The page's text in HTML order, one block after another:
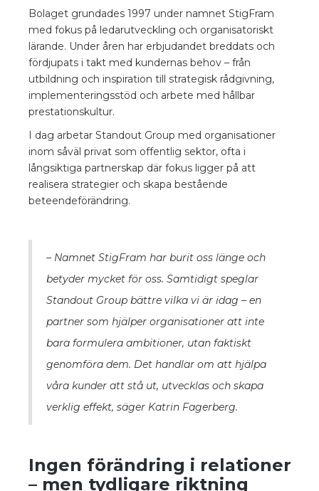
Bolaget grundades 1997 under namnet StigFram
med fokus på ledarutveckling och organisatoriskt
lärande. Under åren har erbjudandet breddats och
fördjupats i takt med kundernas behov – från
utbildning och inspiration till strategisk rådgivning,
implementeringsstöd och arbete med hållbar
prestationskultur.
I dag arbetar Standout Group med organisationer
inom såväl privat som offentlig sektor, ofta i
långsiktiga partnerskap där fokus ligger på att
realisera strategier och skapa bestående
beteendeförändring.
– Namnet StigFram har burit oss länge och
betyder mycket för oss. Samtidigt speglar
Standout Group bättre vilka vi är idag – en
partner som hjälper organisationer att inte
bara formulera ambitioner, utan faktiskt
genomföra dem. Det handlar om att hjälpa
våra kunder att stå ut, utvecklas och skapa
verklig effekt, säger Katrin Fagerberg.
Ingen förändring i relationer
– men tydligare riktning